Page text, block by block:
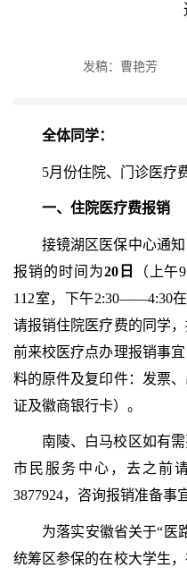
发稿：曹艳芳
全体同学：
5月份住院、门诊医疗
一、住院医疗费报销
接镜湖区医保中心通
报销的时间为20日
（上
112室，下午2:30——4:30
请报销住院医疗费的同学
前来校医疗点办理报销事
料的原件及复印件：发票
证及徽商银行卡）。
南陵、白马校区如有
市民服务中心，去之前
3877924，咨询报销准备事
为落实安徽省关于“医
统筹区参保的在校大学生